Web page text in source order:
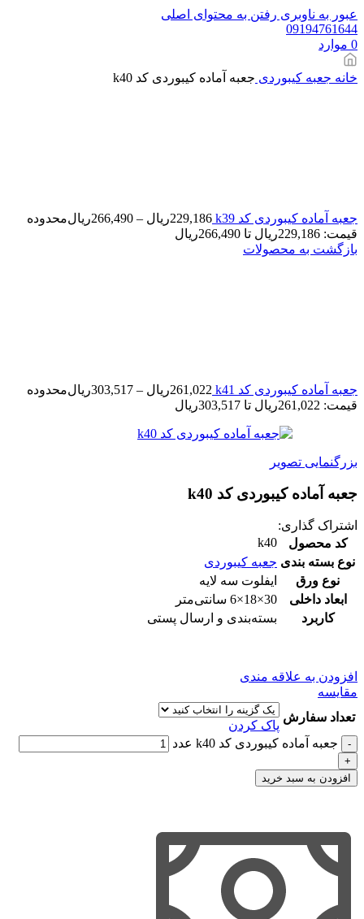
عبور به ناوبری رفتن به محتوای اصلی
09194761644
0 موارد
خانه جعبه کیبوردی جعبه آماده کیبوردی کد k40
جعبه آماده کیبوردی کد k39 229,186ریال –
266,490ریالمحدوده
قیمت: 229,186ریال تا 266,490ریال
بازگشت به محصولات
جعبه آماده کیبوردی کد k41 261,022ریال –
303,517ریالمحدوده
قیمت: 261,022ریال تا 303,517ریال
بزرگنمایی تصویر
جعبه آماده کیبوردی کد k40
اشتراک گذاری:
کد محصول
k40
نوع بسته بندی جعبه کیبوردی
نوع ورق
ایفلوت سه لایه
ابعاد داخلی
30×18×6 سانتی‌متر
کاربرد
بسته‌بندی و ارسال پستی
افزودن به علاقه مندی
مقایسه
تعداد سفارش
پاک کردن
جعبه آماده کیبوردی کد k40 عدد
افزودن به سبد خرید